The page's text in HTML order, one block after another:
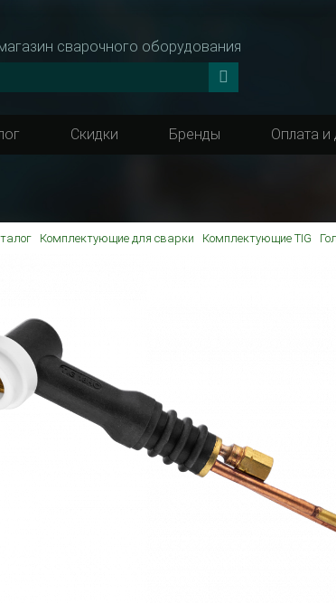
сварочного оборудования
Скидки Бренды Оплата и
Комплектующие для сварки Комплектующие TIG